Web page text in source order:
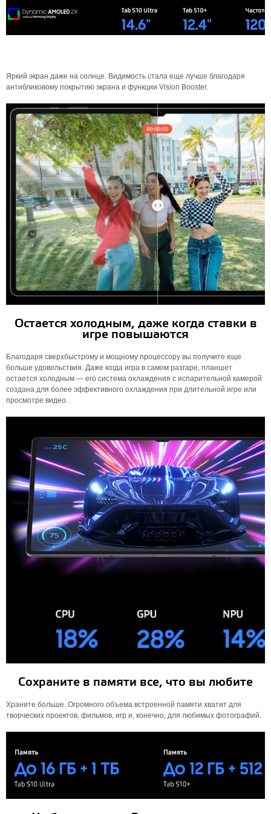
Яркий экран даже на солнце. Видимость стала еще лучше благодаря
антибликовому покрытию экрана и функции Vision Booster.
Остается холодным, даже когда ставки в
игре повышаются
Благодаря сверхбыстрому и мощному процессору вы получите еще
больше удовольствия. Даже когда игра в самом разгаре, планшет
остается холодным — его система охлаждения с испарительной камерой
создана для более эффективного охлаждения при длительной игре или
просмотре видео.
Сохраните в памяти все, что вы любите
Храните больше. Огромного объема встроенной памяти хватит для
творческих проектов, фильмов, игр и, конечно, для любимых фотографий.